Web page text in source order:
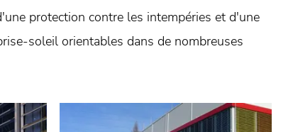
protection contre les intempéries et d'une
soleil orientables dans de nombreuses